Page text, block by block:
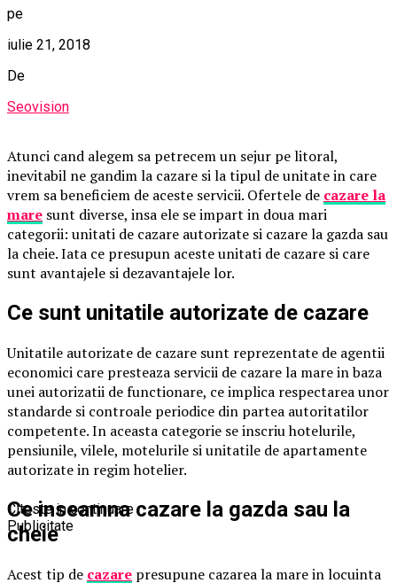
pe
iulie 21, 2018
De
Seovision
Atunci cand alegem sa petrecem un sejur pe litoral,
inevitabil ne gandim la cazare si la tipul de unitate in care
vrem sa beneficiem de aceste servicii. Ofertele de cazare la
mare sunt diverse, insa ele se impart in doua mari
categorii: unitati de cazare autorizate si cazare la gazda sau
la cheie. Iata ce presupun aceste unitati de cazare si care
sunt avantajele si dezavantajele lor.
Ce sunt unitatile autorizate de cazare
Unitatile autorizate de cazare sunt reprezentate de agentii
economici care presteaza servicii de cazare la mare in baza
unei autorizatii de functionare, ce implica respectarea unor
standarde si controale periodice din partea autoritatilor
competente. In aceasta categorie se inscriu hotelurile,
pensiunile, vilele, motelurile si unitatile de apartamente
autorizate in regim hotelier.
Ce inseamna cazare la gazda sau la
cheie
Acest tip de cazare presupune cazarea la mare in locuinta
Citeste in continuare
Publicitate